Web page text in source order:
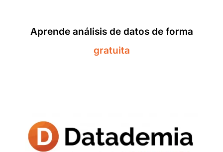
Aprende análisis de datos de forma
gratuita